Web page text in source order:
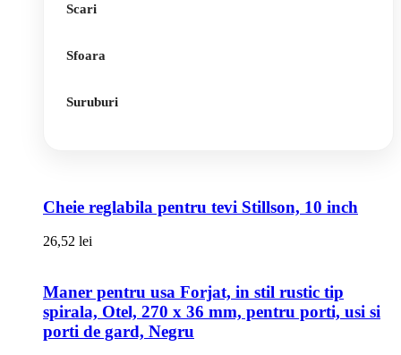
Scari
Sfoara
Suruburi
Cheie reglabila pentru tevi Stillson, 10 inch
26,52 lei
Maner pentru usa Forjat, in stil rustic tip
spirala, Otel, 270 x 36 mm, pentru porti, usi si
porti de gard, Negru